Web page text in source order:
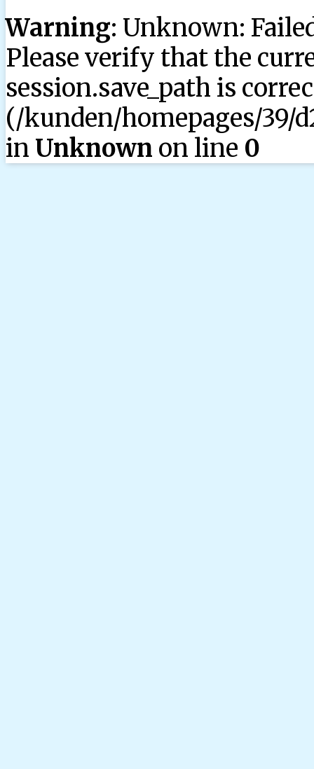
Warning: Unknown:
Please verify that the
session.save_path is
(/kunden/homepages/39/
in Unknown on line 0